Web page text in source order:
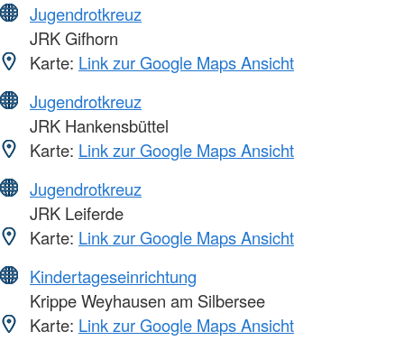
Jugendrotkreuz
JRK Gifhorn
Karte: Link zur Google Maps Ansicht
Jugendrotkreuz
JRK Hankensbüttel
Karte: Link zur Google Maps Ansicht
Jugendrotkreuz
JRK Leiferde
Karte: Link zur Google Maps Ansicht
Kindertageseinrichtung
Krippe Weyhausen am Silbersee
Karte: Link zur Google Maps Ansicht